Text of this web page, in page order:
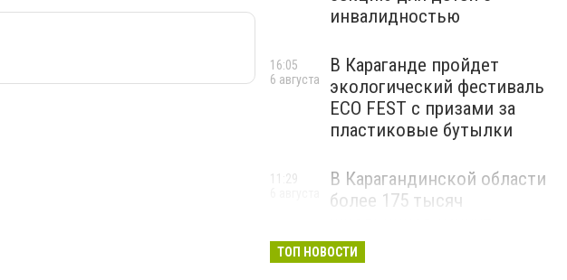
инвалидностью
В Караганде пройдет
экологический фестиваль
ECO FEST с призами за
пластиковые бутылки
16:05
6 августа
В Карагандинской области
более 175 тысяч
учебный год 1 сентября
11:29
ТОП НОВОСТИ